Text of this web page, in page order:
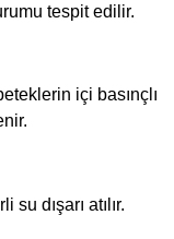
tespit edilir.
içi basınçlı
dışarı atılır.